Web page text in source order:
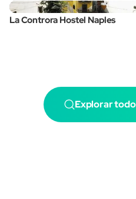
La Controra Hostel Naples
Explorar